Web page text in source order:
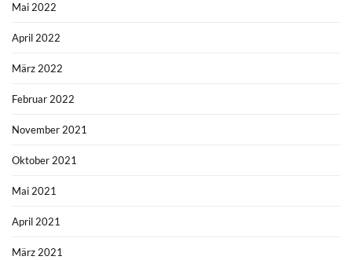
Mai 2022
April 2022
März 2022
Februar 2022
November 2021
Oktober 2021
Mai 2021
April 2021
März 2021